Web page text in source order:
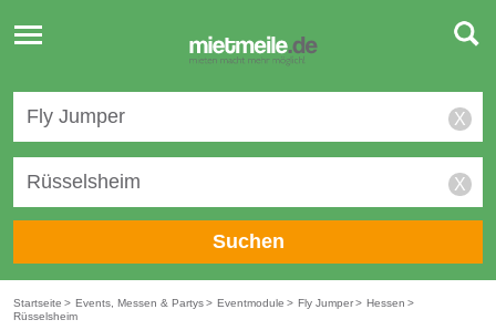
Toggle
navigation
X
X
Suchen
Startseite > Events, Messen & Partys> Eventmodule > Fly Jumper> Hessen >
Rüsselsheim